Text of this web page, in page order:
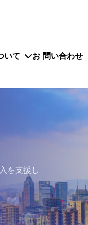
いて お 問い合わせ
を支援し